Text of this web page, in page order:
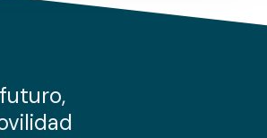
uso que haga del sitio web con
redes sociales, publicidad y análisis